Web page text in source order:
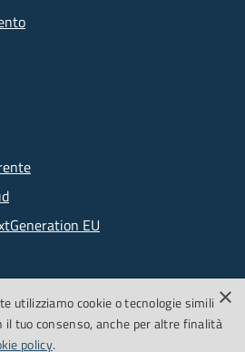
EU
×
utilizziamo cookie o tecnologie simili
il tuo consenso, anche per altre finalità
policy.